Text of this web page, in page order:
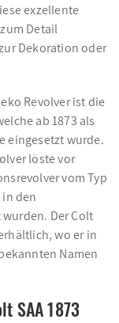
exzellente
Detail
Dekoration oder
Revolver ist die
ab 1873 als
eingesetzt wurde.
löste vor
vom Typ
in den
Der Colt
wo er in
Namen
SAA 1873